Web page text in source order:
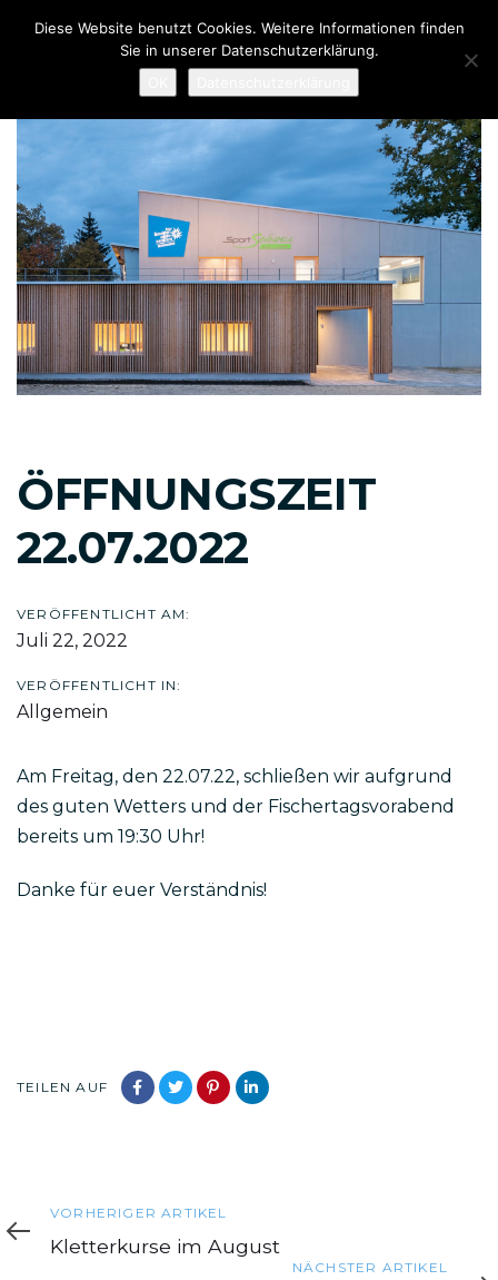
überspringen
primären
springen
ÖFFNUNGSZEIT
22.07.2022
VERÖFFENTLICHT AM:
Juli 22, 2022
VERÖFFENTLICHT IN:
Allgemein
Am Freitag, den 22.07.22, schließen wir aufgrund
des guten Wetters und der Fischertagsvorabend
bereits um 19:30 Uhr!
Danke für euer Verständnis!
TEILEN AUF
Beitragsnavigation
Vorheriger
Artikel
VORHERIGER ARTIKEL
Kletterkurse im August
NÄCHSTER ARTIKEL
Diese Website benutzt Cookies. Weitere Informationen finden
Sie in unserer Datenschutzerklärung.